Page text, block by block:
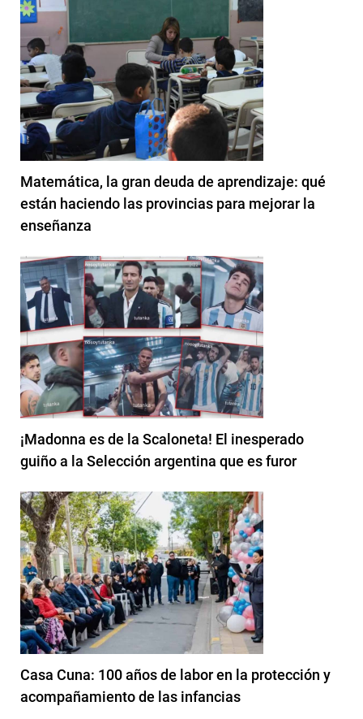
Matemática, la gran deuda de aprendizaje: qué
están haciendo las provincias para mejorar la
enseñanza
¡Madonna es de la Scaloneta! El inesperado
guiño a la Selección argentina que es furor
Casa Cuna: 100 años de labor en la protección y
acompañamiento de las infancias